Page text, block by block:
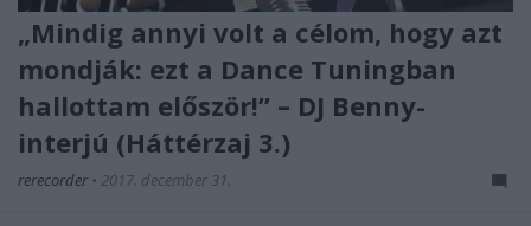
„Mindig annyi volt a célom, hogy azt
mondják: ezt a Dance Tuningban
hallottam először!” – DJ Benny-
interjú (Háttérzaj 3.)
rerecorder • 2017. december 31.